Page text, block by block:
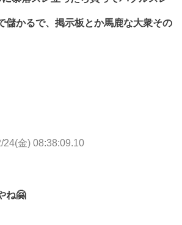
儲かるで、掲示板とか馬鹿な大衆その
24(金) 08:38:09.10
ね🤗